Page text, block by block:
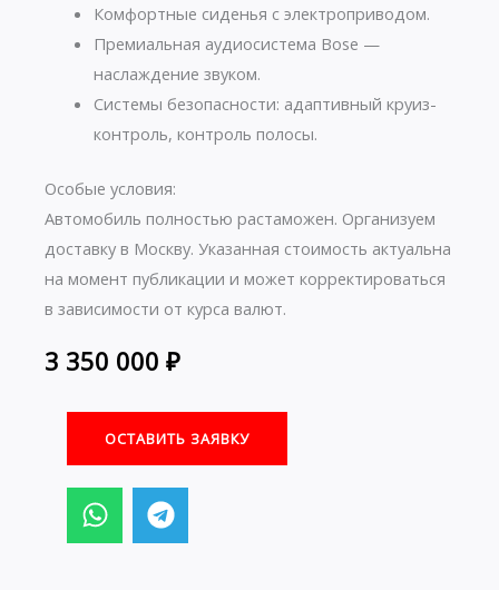
Комфортные сиденья с электроприводом.
Премиальная аудиосистема Bose —
наслаждение звуком.
Системы безопасности: адаптивный круиз-
контроль, контроль полосы.
Особые условия:
Автомобиль полностью растаможен. Организуем
доставку в Москву. Указанная стоимость актуальна
на момент публикации и может корректироваться
в зависимости от курса валют.
3 350 000 ₽
ОСТАВИТЬ ЗАЯВКУ
W
h
a
T
e
l